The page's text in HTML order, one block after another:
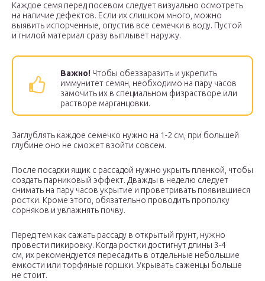
Каждое семя перед посевом следует визуально осмотреть
на наличие дефектов. Если их слишком много, можно
выявить испорченные, опустив все семечки в воду. Пустой
и гнилой материал сразу выплывет наружу.
Важно! Чтобы обеззаразить и укрепить
иммунитет семян, необходимо на пару часов
замочить их в специальном физрастворе или
растворе марганцовки.
Заглублять каждое семечко нужно на 1-2 см, при большей
глубине оно не сможет взойти совсем.
После посадки ящик с рассадой нужно укрыть пленкой, чтобы
создать парниковый эффект. Дважды в неделю следует
снимать на пару часов укрытие и проветривать появившиеся
ростки. Кроме этого, обязательно проводить прополку
сорняков и увлажнять почву.
Перед тем как сажать рассаду в открытый грунт, нужно
провести пикировку. Когда ростки достигнут длины 3-4
см, их рекомендуется пересадить в отдельные небольшие
емкости или торфяные горшки. Укрывать саженцы больше
не стоит.